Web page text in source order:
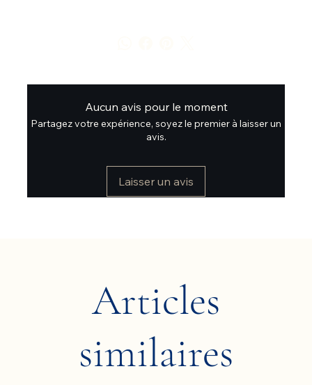
Aucun avis pour le moment
Partagez votre expérience, soyez le premier à laisser un
avis.
Laisser un avis
Articles
similaires